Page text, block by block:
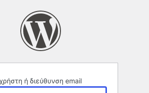
ή διεύθυνση email